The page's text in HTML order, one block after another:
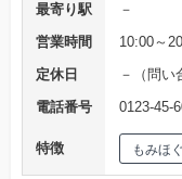
最寄り駅
－
営業時間
10:00～
定休日
－（問い
電話番号
0123-45-
特徴 もみほ